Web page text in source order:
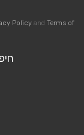
Policy and Terms of